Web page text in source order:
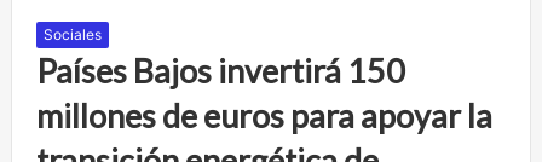
Sociales
Países Bajos invertirá 150
millones de euros para apoyar la